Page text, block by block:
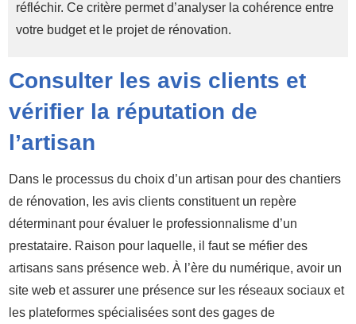
réfléchir. Ce critère permet d’analyser la cohérence entre
votre budget et le projet de rénovation.
Consulter les avis clients et
vérifier la réputation de
l’artisan
Dans le processus du choix d’un artisan pour des chantiers
de rénovation, les avis clients constituent un repère
déterminant pour évaluer le professionnalisme d’un
prestataire. Raison pour laquelle, il faut se méfier des
artisans sans présence web. À l’ère du numérique, avoir un
site web et assurer une présence sur les réseaux sociaux et
les plateformes spécialisées sont des gages de